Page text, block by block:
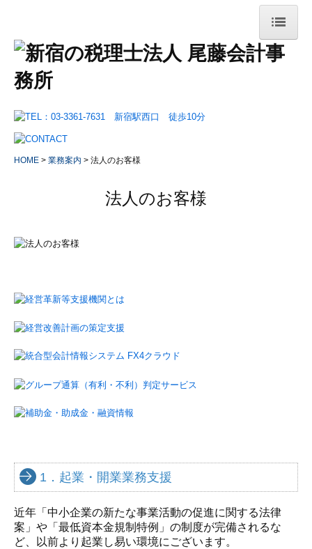
HOME
事務所案内
事務所概要
法人のお客様
確定申告が必要なお客様
相続・贈与相談のお客様
医療関係のお客様
社会福祉法人のお客様
料金について
お問合せフォーム
無料相談について
HOME 業務案内 法人のお客様
法人のお客様
1．起業・開業業務支援
近年「中小企業の新たな事業活動の促進に関する法律
案」や「最低資本金規制特例」の制度が完備されるな
ど、以前より起業し易い環境にございます。